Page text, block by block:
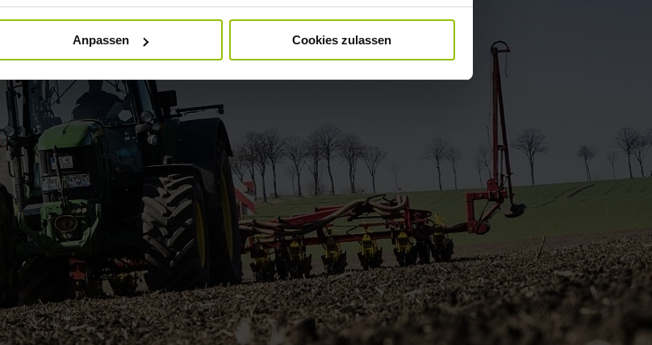
Daten für die oben genannten Zwecke nach der DSGVO gebündelt ein. Die
Cookies finden Sie in unserer
Datenschutzerklärung.
Anpassen Cookies zulassen